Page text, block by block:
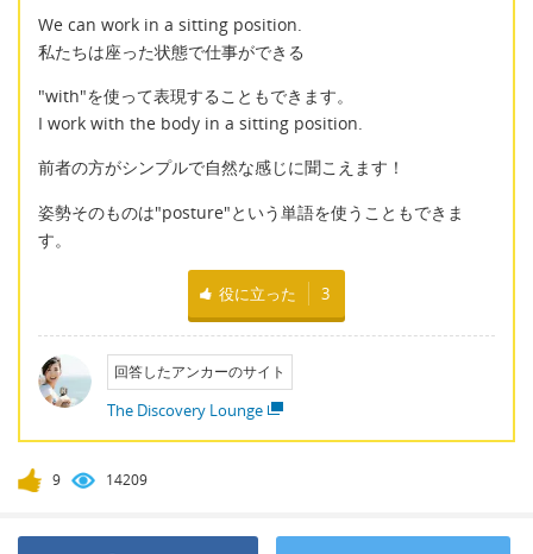
We can work in a sitting position.
私たちは座った状態で仕事ができる
"with"を使って表現することもできます。
I work with the body in a sitting position.
前者の方がシンプルで自然な感じに聞こえます！
姿勢そのものは"posture"という単語を使うこともできま
す。
役に立った 3
回答したアンカーのサイト
The Discovery Lounge
9 14209